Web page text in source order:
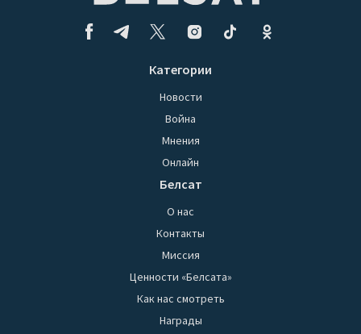
Категории
Новости
Война
Мнения
Онлайн
Белсат
О нас
Контакты
Миссия
Ценности «Белсата»
Как нас смотреть
Награды